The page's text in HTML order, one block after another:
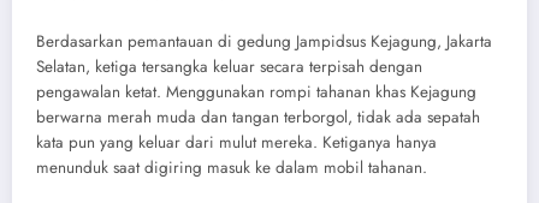
​Berdasarkan pemantauan di gedung Jampidsus Kejagung, Jakarta
Selatan, ketiga tersangka keluar secara terpisah dengan
pengawalan ketat. Menggunakan rompi tahanan khas Kejagung
berwarna merah muda dan tangan terborgol, tidak ada sepatah
kata pun yang keluar dari mulut mereka. Ketiganya hanya
menunduk saat digiring masuk ke dalam mobil tahanan.